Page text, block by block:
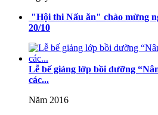
Lượt xem:516 | lượt tải:0
08/2025/TT-BGDĐT
Thông tư số 08/2025/TT-BGDĐT của
Quy định thời hạn lưu trữ hồ sơ, tài
đào tạo
Lượt xem:576 | lượt tải:0
"Hội thi Nấu ăn" chào mừng
20/10
Lễ bế giảng lớp bồi dưỡng
các...
Năm 2016